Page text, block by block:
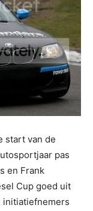
start van de
pas
en Frank
Cup goed uit
initiatiefnemers